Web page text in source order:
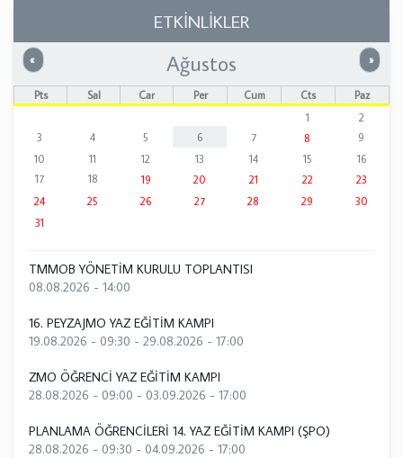
ETKİNLİKLER
« Önceki »
Ağustos
Pts Sal Çar Per Cum Cts
Paz
1
2
3
4 5 6 7 8
9
10
11 12 13 14 15
16
17
18 19 20 21 22
23
24
25 26 27 28 29
30
31
TMMOB YÖNETİM KURULU TOPLANTISI
08.08.2026 - 14:00
16. PEYZAJMO YAZ EĞİTİM KAMPI
19.08.2026 - 09:30 - 29.08.2026 - 17:00
ZMO ÖĞRENCİ YAZ EĞİTİM KAMPI
28.08.2026 - 09:00 - 03.09.2026 - 17:00
PLANLAMA ÖĞRENCİLERİ 14. YAZ EĞİTİM KAMPI (ŞPO)
28.08.2026 - 09:30 - 04.09.2026 - 17:00